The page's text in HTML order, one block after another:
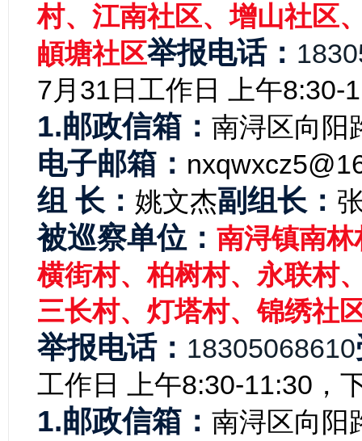
村、江南社区、增山社区
頔塘社区举报电话：
7月31日工作日 上午8:30-
1.邮政信箱： 南浔区向阳
电子邮箱：
组 长： 姚文杰副组长：
被巡察单位： 南浔镇南
横街村、柏树村、永联村
三长村、灯塔村、锦绣社
举报电话： 18305068610
工作日 上午8:30-11:30，
1.邮政信箱： 南浔区向阳